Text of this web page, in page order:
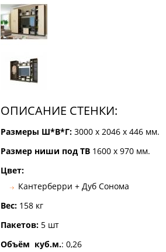
ОПИСАНИЕ СТЕНКИ:
Размеры Ш*В*Г: 3000 х 2046 х 446 мм.
Размер ниши под ТВ 1600 х 970 мм.
Цвет:
Кантерберри + Дуб Сонома
Вес: 158 кг
Пакетов: 5 шт
Объём куб.м.: 0,26